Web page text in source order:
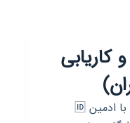
کاریابی
✅ اگهی استخدام رایگان ارتباط با ادمین 🆔